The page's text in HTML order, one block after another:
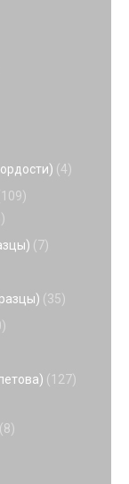
(4)
(7)
(35)
(127)
(8)